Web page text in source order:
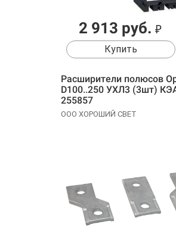
2 913 руб. ₽
Купить
Расширители полюсов
D100..250 УХЛ3 (3шт)
255857
ООО ХОРОШИЙ СВЕТ